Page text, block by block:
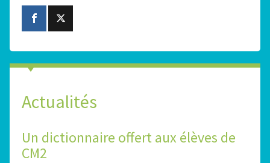
Actualités
Un dictionnaire offert aux élèves de
CM2